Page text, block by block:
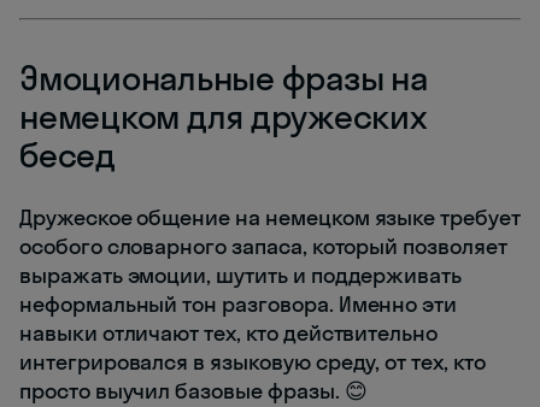
Эмоциональные фразы на
немецком для дружеских
бесед
Дружеское общение на немецком языке требует
особого словарного запаса, который позволяет
выражать эмоции, шутить и поддерживать
неформальный тон разговора. Именно эти
навыки отличают тех, кто действительно
интегрировался в языковую среду, от тех, кто
просто выучил базовые фразы. 😊